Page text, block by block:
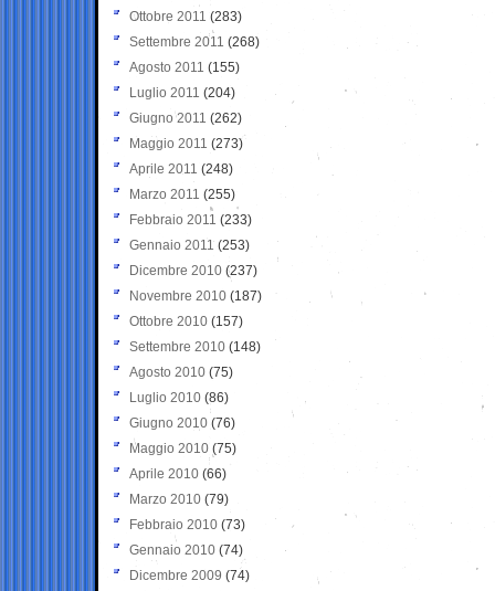
Ottobre 2011 (283)
Settembre 2011 (268)
Agosto 2011 (155)
Luglio 2011 (204)
Giugno 2011 (262)
Maggio 2011 (273)
Aprile 2011 (248)
Marzo 2011 (255)
Febbraio 2011 (233)
Gennaio 2011 (253)
Dicembre 2010 (237)
Novembre 2010 (187)
Ottobre 2010 (157)
Settembre 2010 (148)
Agosto 2010 (75)
Luglio 2010 (86)
Giugno 2010 (76)
Maggio 2010 (75)
Aprile 2010 (66)
Marzo 2010 (79)
Febbraio 2010 (73)
Gennaio 2010 (74)
Dicembre 2009 (74)